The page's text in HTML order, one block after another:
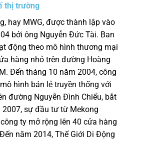
thị trường
hay MWG, được thành lập vào
bởi ông Nguyễn Đức Tài. Ban
động theo mô hình thương mại
hàng nhỏ trên đường Hoàng
Đến tháng 10 năm 2004, công
hình bán lẻ truyền thống với
đường Nguyễn Đình Chiểu, bắt
sự đầu tư từ Mekong
ty mở rộng lên 40 cửa hàng
năm 2014, Thế Giới Di Động